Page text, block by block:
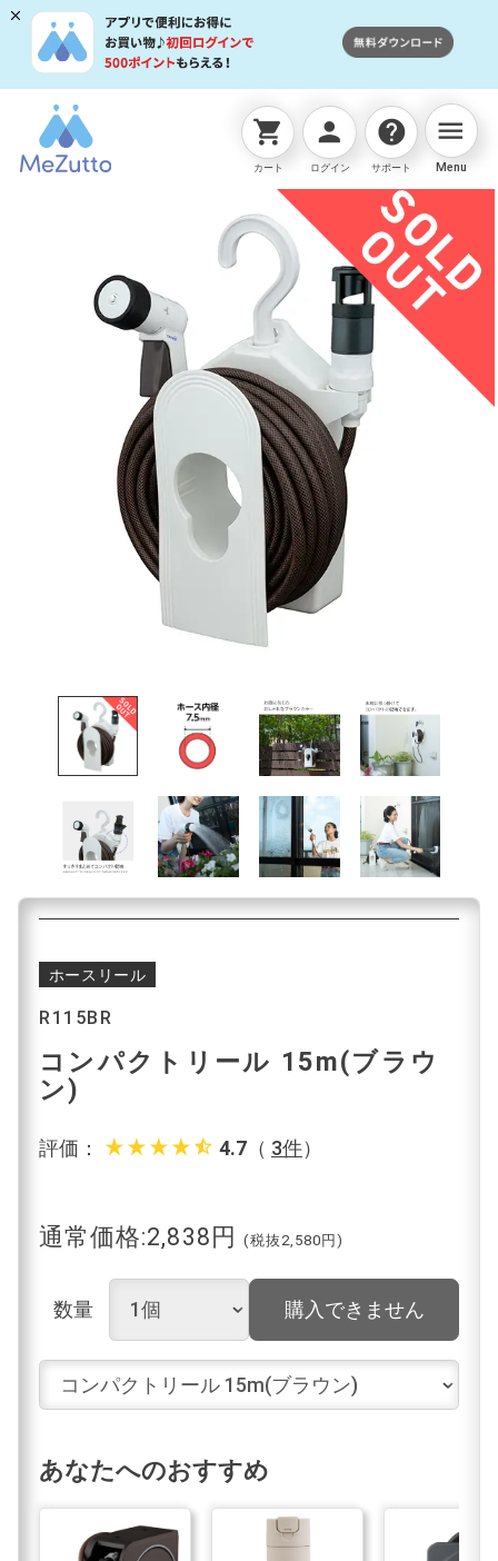
shopping_cart
カート
person
ログイン
help
サポート
menu
Menu
ネットストアTOP ホースリール コンパクトリール
ホースリール
R115BR
コンパクトリール 15m(ブラウ
ン)
評価： star_rate star_rate star_rate star_rate star_half 4.7（ 3件）
通常価格:2,838円 (税抜2,580円)
数量 購入できません
あなたへのおすすめ